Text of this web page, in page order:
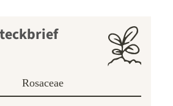
Rosaceae